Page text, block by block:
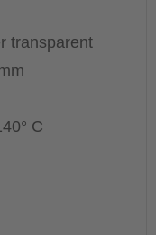
transparent
C